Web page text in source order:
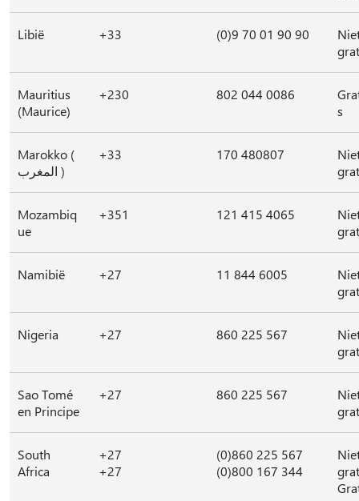
Libië +33 (0)9 70 01 90 90
Mauritius
(Maurice)
+230 802 044 0086
s
Marokko (
المغرب )
+33 170 480807
Mozambiq
ue
+351 121 415 4065
Namibië +27 11 844 6005
Nigeria +27 860 225 567
Sao Tomé
en Principe
+27 860 225 567
South
Africa
+27
+27
(0)860 225 567
(0)800 167 344